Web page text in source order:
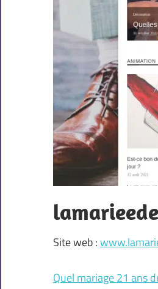
Site web :
Quel mariage 21 ans